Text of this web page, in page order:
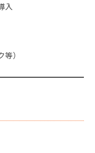
入
）